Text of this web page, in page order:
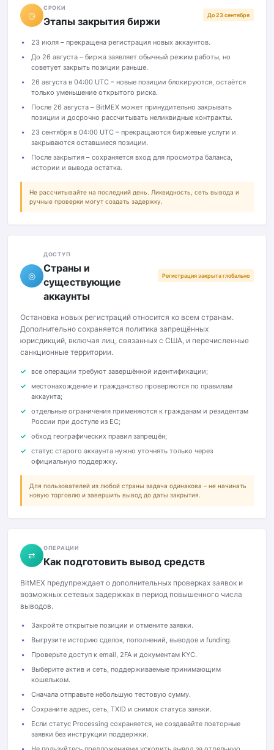
◷
СРОКИ
Этапы закрытия биржи
До 23 сентября
23 июля – прекращена регистрация новых аккаунтов.
До 26 августа – биржа заявляет обычный режим работы, но
советует закрыть позиции раньше.
26 августа в 04:00 UTC – новые позиции блокируются, остаётся
только уменьшение открытого риска.
После 26 августа – BitMEX может принудительно закрывать
позиции и досрочно рассчитывать неликвидные контракты.
23 сентября в 04:00 UTC – прекращаются биржевые услуги и
закрываются оставшиеся позиции.
После закрытия – сохраняется вход для просмотра баланса,
истории и вывода остатка.
Не рассчитывайте на последний день. Ликвидность, сеть вывода и
ручные проверки могут создать задержку.
◎
ДОСТУП
Страны и
существующие
аккаунты
Регистрация закрыта глобально
Остановка новых регистраций относится ко всем странам.
Дополнительно сохраняется политика запрещённых
юрисдикций, включая лиц, связанных с США, и перечисленные
санкционные территории.
все операции требуют завершённой идентификации;
местонахождение и гражданство проверяются по правилам
аккаунта;
отдельные ограничения применяются к гражданам и резидентам
России при доступе из ЕС;
обход географических правил запрещён;
статус старого аккаунта нужно уточнять только через
официальную поддержку.
Для пользователей из любой страны задача одинакова – не начинать
новую торговлю и завершить вывод до даты закрытия.
⇄
ОПЕРАЦИИ
Как подготовить вывод средств
BitMEX предупреждает о дополнительных проверках заявок и
возможных сетевых задержках в период повышенного числа
выводов.
Закройте открытые позиции и отмените заявки.
Выгрузите историю сделок, пополнений, выводов и funding.
Проверьте доступ к email, 2FA и документам KYC.
Выберите актив и сеть, поддерживаемые принимающим
кошельком.
Сначала отправьте небольшую тестовую сумму.
Сохраните адрес, сеть, TXID и снимок статуса заявки.
Если статус Processing сохраняется, не создавайте повторные
заявки без инструкции поддержки.